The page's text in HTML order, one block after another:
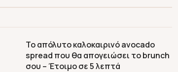
Το απόλυτο καλοκαιρινό avocado
spread που θα απογειώσει το brunch
σου – Έτοιμο σε 5 λεπτά